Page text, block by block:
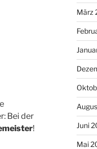
Bei der
!
März
Juni
Mai